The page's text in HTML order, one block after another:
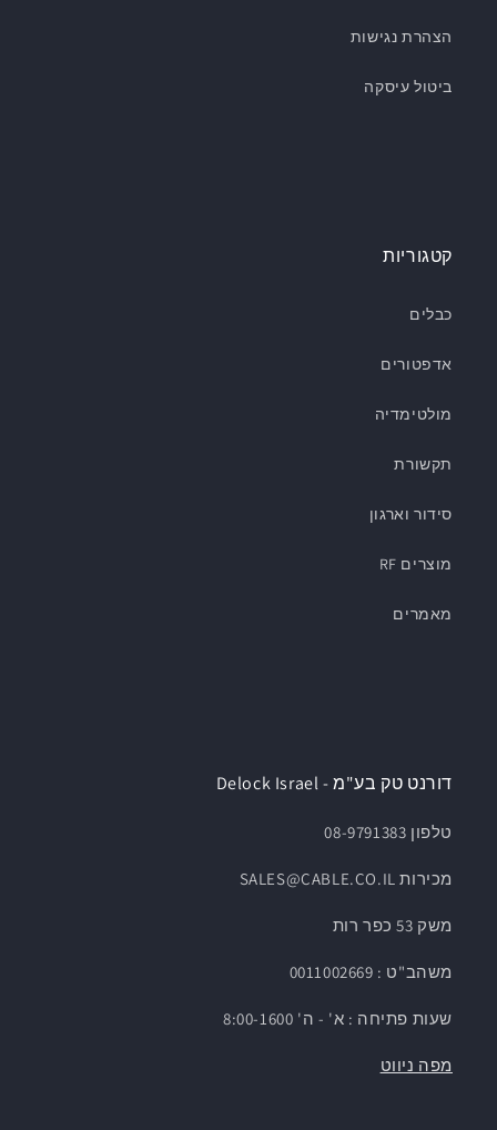
הצהרת נגישות
ביטול עיסקה
קטגוריות
כבלים
אדפטורים
מולטימדיה
תקשורת
סידור וארגון
מוצרים RF
מאמרים
דורנט טק בע"מ - Delock Israel
טלפון 08-9791383
מכירות SALES@CABLE.CO.IL
משק 53 כפר רות
משהב"ט : 0011002669
שעות פתיחה : א' - ה' 8:00-1600
מפה ניווט